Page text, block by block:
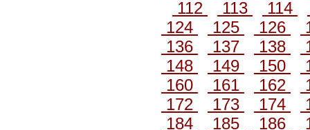
112
113 114
124
125 126
136
137 138
148
149 150
160
161 162
172
173 174
184
185 186